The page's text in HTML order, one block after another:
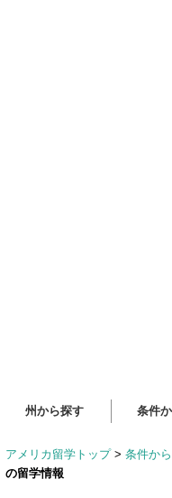
州から探す 条件
アメリカ留学トップ > 条件か
の留学情報